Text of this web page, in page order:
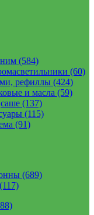
(584)
(60)
рефиллы (424)
и масла (59)
(137)
(115)
(91)
(689)